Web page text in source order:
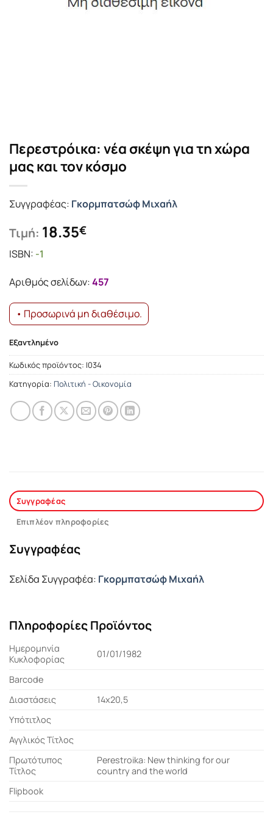
Περεστρόικα: νέα σκέψη για τη χώρα
μας και τον κόσμο
Συγγραφέας: Γκορμπατσώφ Μιχαήλ
Τιμή: 18.35€
ISBN: -1
Αριθμός σελίδων:457
• Προσωρινά μη διαθέσιμο.
Εξαντλημένο
Κωδικός προϊόντος: Ι034
Κατηγορία: Πολιτική - Οικονομία
Συγγραφέας
Επιπλέον πληροφορίες
Συγγραφέας
Σελίδα Συγγραφέα: Γκορμπατσώφ Μιχαήλ
Πληροφορίες Προϊόντος
Ημερομηνία
Κυκλοφορίας
01/01/1982
Barcode
Διαστάσεις
14x20,5
Υπότιτλος
Αγγλικός Τίτλος
Πρωτότυπος
Τίτλος
Perestroika: New thinking for our
country and the world
Flipbook